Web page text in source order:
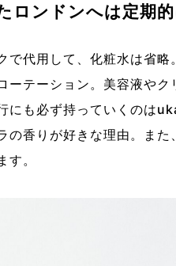
ロンドンへは定期
で代用して、化粧水は省
ーテーション。美容液や
にも必ず持っていくのは
の香りが好きな理由。ま
す。